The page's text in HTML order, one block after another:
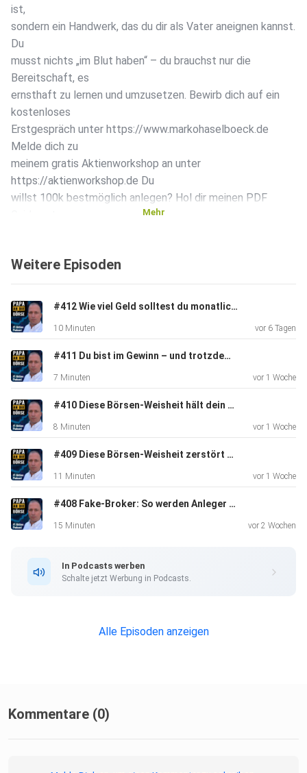
ist,
sondern ein Handwerk, das du dir als Vater aneignen kannst.
Du
musst nichts „im Blut haben“ – du brauchst nur die
Bereitschaft, es
ernsthaft zu lernen und umzusetzen. Bewirb dich auf ein
kostenloses
Erstgespräch unter https://www.markohaselboeck.de
Melde dich zu
meinem gratis Aktienworkshop an unter
https://aktienworkshop.de Du
willst 100k bestmöglich anlegen? Hol dir meinen PDF
Instagram unter
Mehr
Weitere Episoden
#412 Wie viel Geld solltest du monatlich in Aktien investieren? Die ehrliche Antwort
10 Minuten vor 6 Tagen
#411 Du bist im Gewinn – und trotzdem schlecht investiert
7 Minuten vor 1 Woche
#410 Diese Börsen-Weisheit hält dein Depot klein
8 Minuten vor 1 Woche
#409 Diese Börsen-Weisheit zerstört dein Depot
11 Minuten vor 1 Woche
#408 Fake-Broker: So werden Anleger um 100.000 € und mehr betrogen
15 Minuten vor 2 Wochen
In Podcasts werben
Schalte jetzt Werbung in Podcasts.
Alle Episoden anzeigen
Kommentare (0)